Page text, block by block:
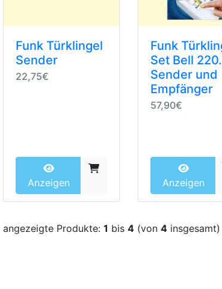
Funk Türklingel
Sender
22,75€
Anzeigen
Funk
Set Bell
Sender und
Empfänger
57,90€
Anzeigen
angezeigte Produkte: 1 bis 4 (von 4 insgesamt)